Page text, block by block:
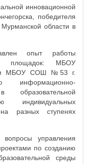
инновационной
победителя
Мурманской области в
опыт работы
площадок: МБОУ
и МБОУ СОШ №53 г.
индивидуальных
разных ступенях
управления
по созданию
среды